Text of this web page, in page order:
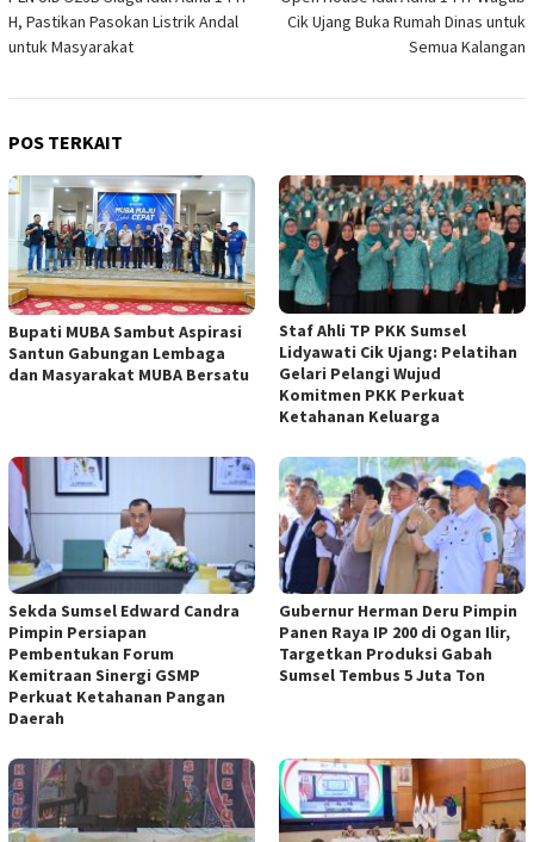
pos
H, Pastikan Pasokan Listrik Andal
untuk Masyarakat
Cik Ujang Buka Rumah Dinas untuk
Semua Kalangan
POS TERKAIT
Bupati MUBA Sambut Aspirasi
Santun Gabungan Lembaga
dan Masyarakat MUBA Bersatu
Staf Ahli TP PKK Sumsel
Lidyawati Cik Ujang: Pelatihan
Gelari Pelangi Wujud
Komitmen PKK Perkuat
Ketahanan Keluarga
Sekda Sumsel Edward Candra
Pimpin Persiapan
Pembentukan Forum
Kemitraan Sinergi GSMP
Perkuat Ketahanan Pangan
Daerah
Gubernur Herman Deru Pimpin
Panen Raya IP 200 di Ogan Ilir,
Targetkan Produksi Gabah
Sumsel Tembus 5 Juta Ton